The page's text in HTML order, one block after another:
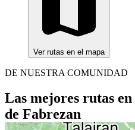
Ver rutas en el mapa
DE NUESTRA COMUNIDAD
Las mejores rutas
de Fabrezan